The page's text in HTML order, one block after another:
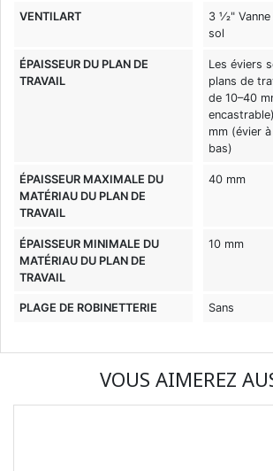
VENTILART
3 1⁄2"
sol
ÉPAISSEUR DU PLAN DE
TRAVAIL
Les éviers
plans de
de 10–40
mm (évier
bas)
ÉPAISSEUR MAXIMALE DU
MATÉRIAU DU PLAN DE
TRAVAIL
40 mm
ÉPAISSEUR MINIMALE DU
MATÉRIAU DU PLAN DE
TRAVAIL
10 mm
PLAGE DE ROBINETTERIE Sans
VOUS AIMEREZ